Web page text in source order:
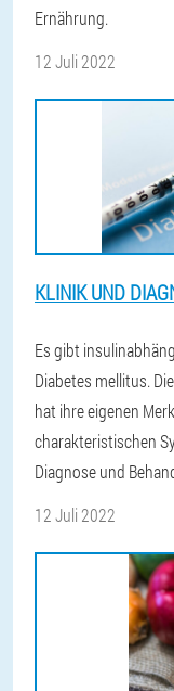
Ernährung.
12 Juli 2022
KLINIK UND
Es gibt
Diabetes mellitus.
hat ihre eigenen
charakteristischen
Diagnose und
12 Juli 2022